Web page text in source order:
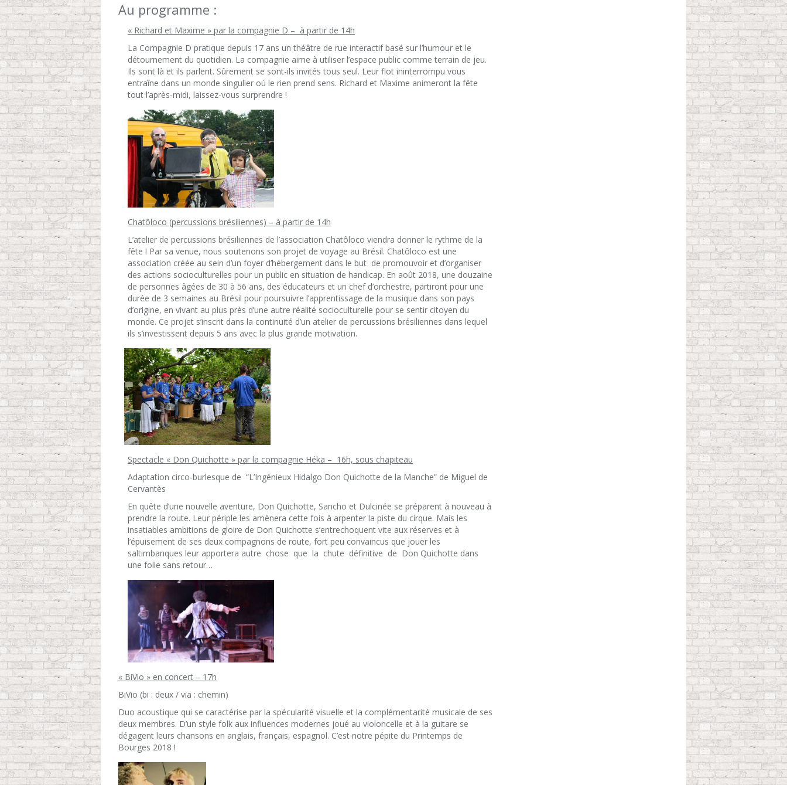
Au programme :
« Richard et Maxime » par la compagnie D – à partir de 14h
La Compagnie D pratique depuis 17 ans un théâtre de rue interactif basé sur l’humour et le
détournement du quotidien. La compagnie aime à utiliser l’espace public comme terrain de jeu.
Ils sont là et ils parlent. Sûrement se sont-ils invités tous seul. Leur flot ininterrompu vous
entraîne dans un monde singulier où le rien prend sens. Richard et Maxime animeront la fête
tout l’après-midi, laissez-vous surprendre !
Chatôloco (percussions brésiliennes) – à partir de 14h
L’atelier de percussions brésiliennes de l’association Chatôloco viendra donner le rythme de la
fête ! Par sa venue, nous soutenons son projet de voyage au Brésil. Chatôloco est une
association créée au sein d’un foyer d’hébergement dans le but de promouvoir et d’organiser
des actions socioculturelles pour un public en situation de handicap. En août 2018, une douzaine
de personnes âgées de 30 à 56 ans, des éducateurs et un chef d’orchestre, partiront pour une
durée de 3 semaines au Brésil pour poursuivre l’apprentissage de la musique dans son pays
d’origine, en vivant au plus près d’une autre réalité socioculturelle pour se sentir citoyen du
monde. Ce projet s’inscrit dans la continuité d’un atelier de percussions brésiliennes dans lequel
ils s’investissent depuis 5 ans avec la plus grande motivation.
Spectacle « Don Quichotte » par la compagnie Héka – 16h, sous chapiteau
Adaptation circo-burlesque de “L’Ingénieux Hidalgo Don Quichotte de la Manche” de Miguel de
Cervantès
En quête d’une nouvelle aventure, Don Quichotte, Sancho et Dulcinée se préparent à nouveau à
prendre la route. Leur périple les amènera cette fois à arpenter la piste du cirque. Mais les
insatiables ambitions de gloire de Don Quichotte s’entrechoquent vite aux réserves et à
l’épuisement de ses deux compagnons de route, fort peu convaincus que jouer les
saltimbanques leur apportera autre chose que la chute définitive de Don Quichotte dans
une folie sans retour…
« BiVio » en concert – 17h
BiVio (bi : deux / via : chemin)
Duo acoustique qui se caractérise par la spécularité visuelle et la complémentarité musicale de ses
deux membres. D’un style folk aux influences modernes joué au violoncelle et à la guitare se
dégagent leurs chansons en anglais, français, espagnol. C’est notre pépite du Printemps de
Bourges 2018 !